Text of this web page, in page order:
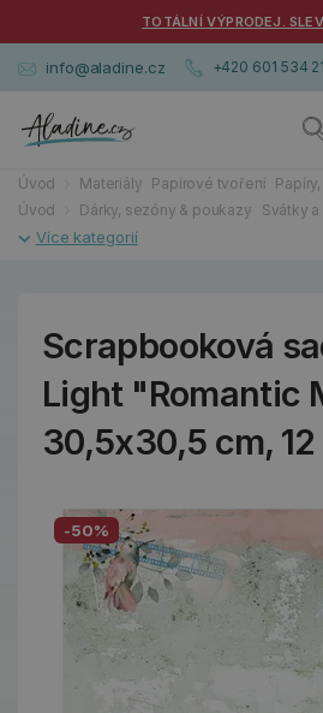
TOTÁLNÍ VÝPRODEJ.
info@aladine.cz +420 601 534
Úvod Materiály Papírové tvoření
Úvod
Dárky, sezóny & poukazy Svátky
Scrapbooková
Light "Romantic
30,5x30,5 cm, 12
-50%